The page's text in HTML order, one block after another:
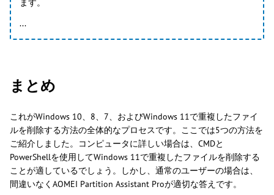
ます。
...
まとめ
これがWindows 10、8、7、およびWindows 11で重複したファイ
ルを削除する方法の全体的なプロセスです。ここでは5つの方法を
ご紹介しました。コンピュータに詳しい場合は、CMDと
PowerShellを使用してWindows 11で重複したファイルを削除する
ことが適しているでしょう。しかし、通常のユーザーの場合は、
間違いなくAOMEI Partition Assistant Proが適切な答えです。